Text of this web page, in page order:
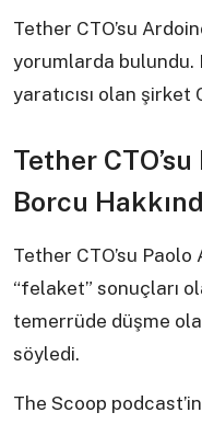
Tether CTO’su
yorumlarda bulundu.
yaratıcısı olan şirket
Tether
Borcu
Tether CTO’su
“felaket” sonuçları
temerrüde düşme
söyledi.
The Scoop